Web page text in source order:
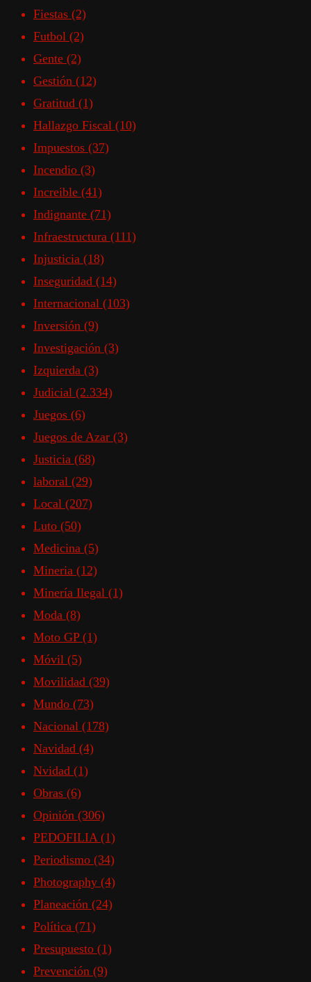
Fiestas (2)
Futbol (2)
Gente (2)
Gestión (12)
Gratitud (1)
Hallazgo Fiscal (10)
Impuestos (37)
Incendio (3)
Increible (41)
Indignante (71)
Infraestructura (111)
Injusticia (18)
Inseguridad (14)
Internacional (103)
Inversión (9)
Investigación (3)
Izquierda (3)
Judicial (2.334)
Juegos (6)
Juegos de Azar (3)
Justicia (68)
laboral (29)
Local (207)
Luto (50)
Medicina (5)
Mineria (12)
Minería Ilegal (1)
Moda (8)
Moto GP (1)
Móvil (5)
Movilidad (39)
Mundo (73)
Nacional (178)
Navidad (4)
Nvidad (1)
Obras (6)
Opinión (306)
PEDOFILIA (1)
Periodismo (34)
Photography (4)
Planeación (24)
Política (71)
Presupuesto (1)
Prevención (9)